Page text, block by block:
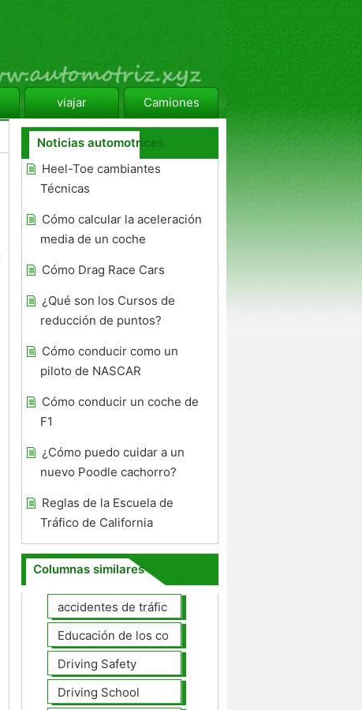
viajar Camiones
Noticias automotrices
Heel-Toe cambiantes
Técnicas
Cómo calcular la aceleración
media de un coche
Cómo Drag Race Cars
¿Qué son los Cursos de
reducción de puntos?
Cómo conducir como un
piloto de NASCAR
Cómo conducir un coche de
F1
¿Cómo puedo cuidar a un
nuevo Poodle cachorro?
Reglas de la Escuela de
Tráfico de California
Columnas similares
accidentes de tráfico
Educación de los conductores
Driving Safety
Driving School